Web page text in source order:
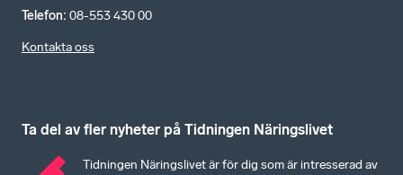
Telefon: 08-553 430 00
Kontakta oss
Ta del av fler nyheter på Tidningen Näringslivet
Tidningen Näringslivet är för dig som är intresserad av